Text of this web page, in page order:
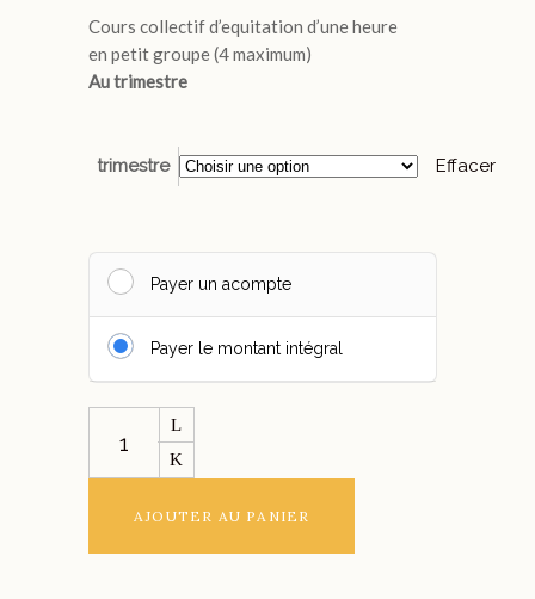
25€
à
Cours collectif d’equitation d’une heure
en petit groupe (4 maximum)
Au trimestre
trimestre Effacer
Payer un acompte
Payer le montant intégral
collectif
d'équitation
quantity
AJOUTER AU PANIER